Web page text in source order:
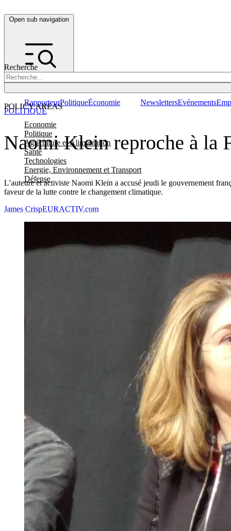
Open sub navigation
Recherche
POLICY AREAS
Economie
Politique
Agriculture et Alimentation
Santé
Technologies
Energie, Environnement et Transport
Défense
RapporteurPolitiqueÉconomie NewslettersEvénements
Naomi Klein reproche à la
L’auteure et activiste Naomi Klein a accusé jeudi le gouvernement
faveur de la lutte contre le changement climatique.
POLITIQUE
James CrispEURACTIV.com